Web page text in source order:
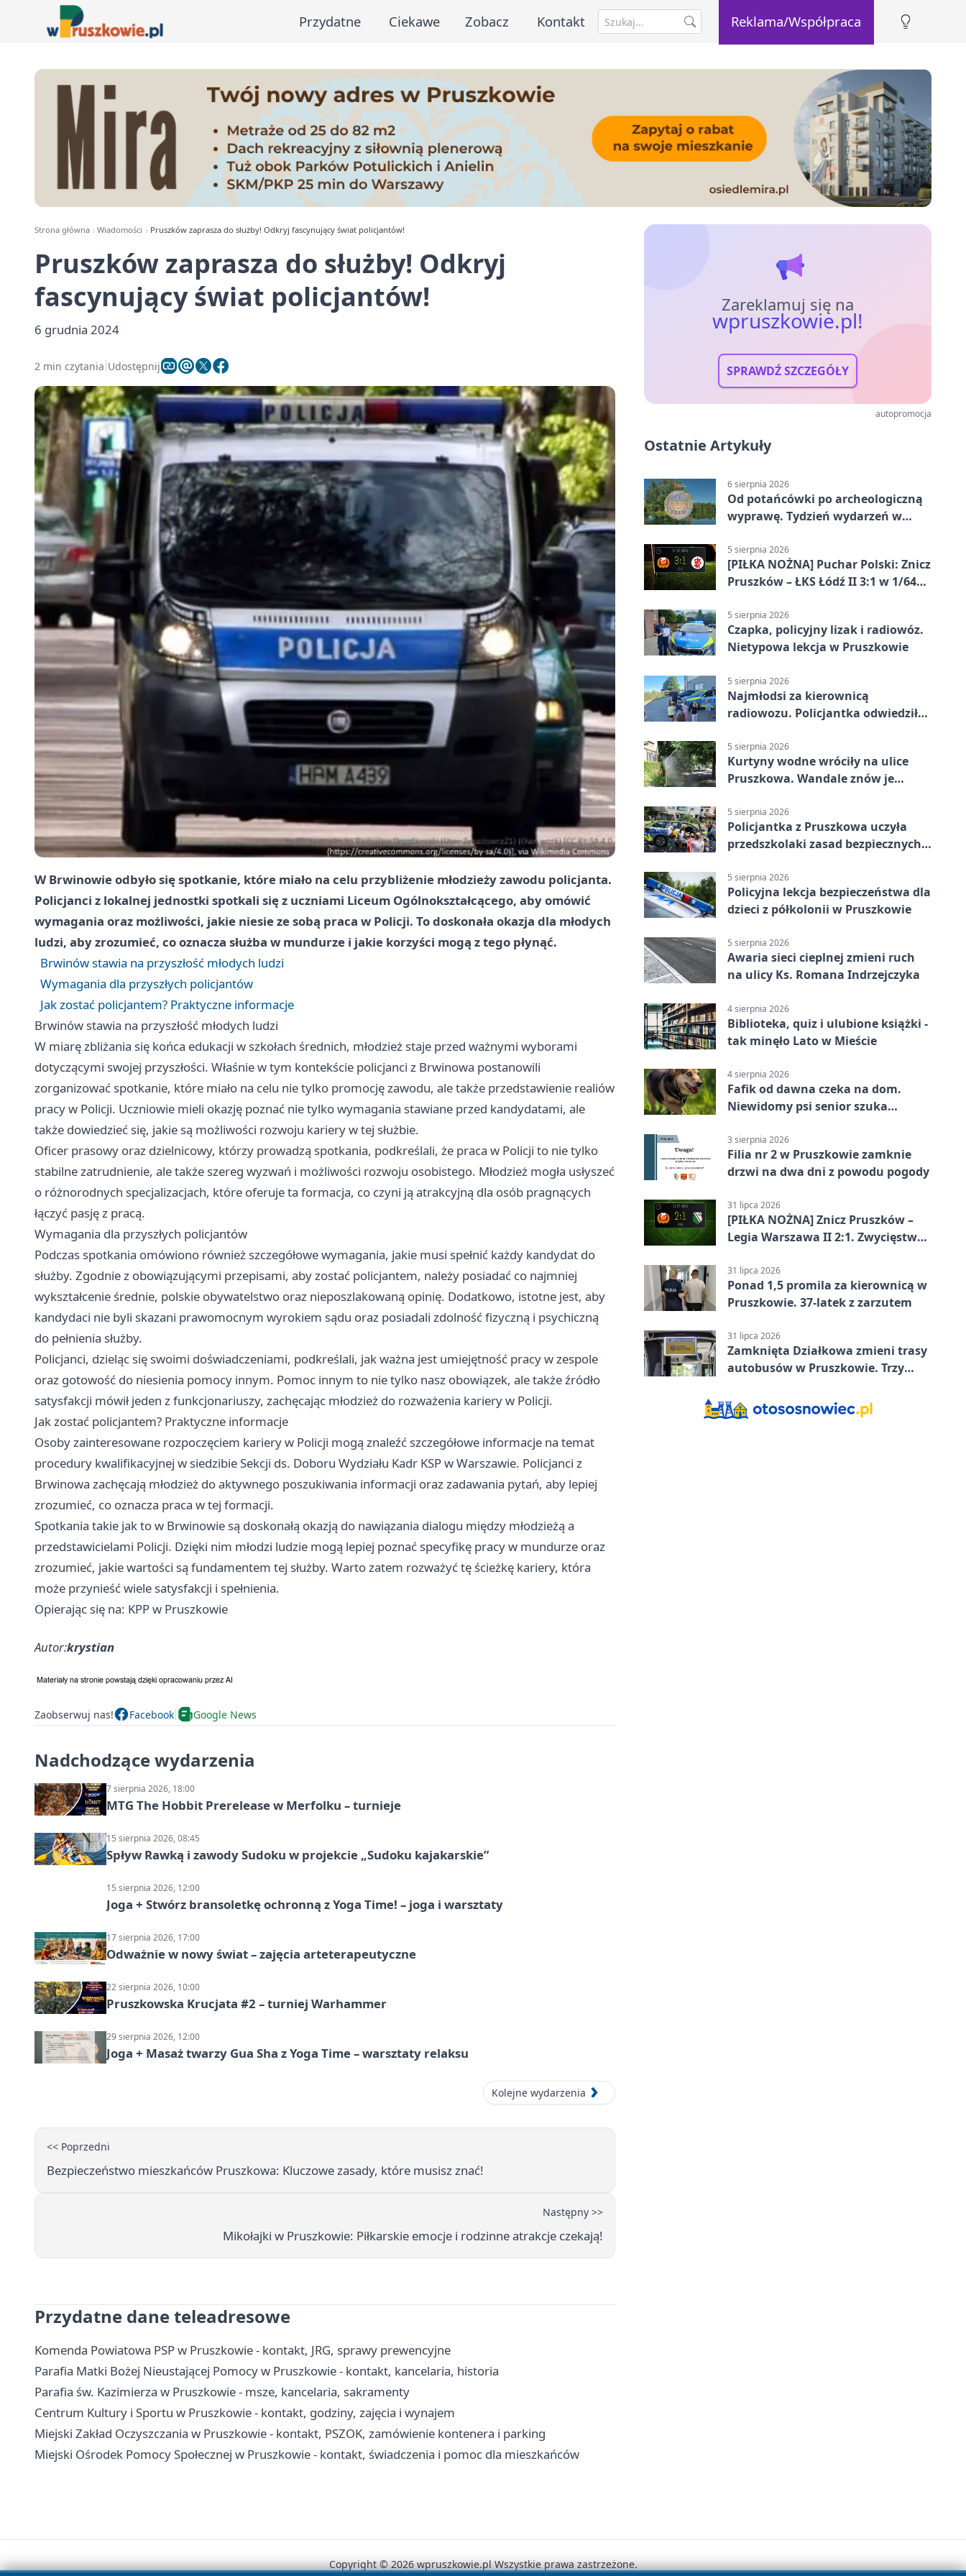
Przydatne Ciekawe Zobacz Kontakt Reklama/Współpraca
Strona główna Wiadomości Pruszków zaprasza do służby! Odkryj fascynujący świat policjantów!
Pruszków zaprasza do służby! Odkryj
fascynujący świat policjantów!
6 grudnia 2024
2 min czytania Udostępnij
W Brwinowie odbyło się spotkanie, które miało na celu przybliżenie młodzieży zawodu policjanta.
Policjanci z lokalnej jednostki spotkali się z uczniami Liceum Ogólnokształcącego, aby omówić
wymagania oraz możliwości, jakie niesie ze sobą praca w Policji. To doskonała okazja dla młodych
ludzi, aby zrozumieć, co oznacza służba w mundurze i jakie korzyści mogą z tego płynąć.
Brwinów stawia na przyszłość młodych ludzi
Wymagania dla przyszłych policjantów
Jak zostać policjantem? Praktyczne informacje
Brwinów stawia na przyszłość młodych ludzi
W miarę zbliżania się końca edukacji w szkołach średnich, młodzież staje przed ważnymi wyborami
dotyczącymi swojej przyszłości. Właśnie w tym kontekście policjanci z Brwinowa postanowili
zorganizować spotkanie, które miało na celu nie tylko promocję zawodu, ale także przedstawienie realiów
pracy w Policji. Uczniowie mieli okazję poznać nie tylko wymagania stawiane przed kandydatami, ale
także dowiedzieć się, jakie są możliwości rozwoju kariery w tej służbie.
Oficer prasowy oraz dzielnicowy, którzy prowadzą spotkania, podkreślali, że praca w Policji to nie tylko
stabilne zatrudnienie, ale także szereg wyzwań i możliwości rozwoju osobistego. Młodzież mogła usłyszeć
o różnorodnych specjalizacjach, które oferuje ta formacja, co czyni ją atrakcyjną dla osób pragnących
łączyć pasję z pracą.
Wymagania dla przyszłych policjantów
Podczas spotkania omówiono również szczegółowe wymagania, jakie musi spełnić każdy kandydat do
służby. Zgodnie z obowiązującymi przepisami, aby zostać policjantem, należy posiadać co najmniej
wykształcenie średnie, polskie obywatelstwo oraz nieposzlakowaną opinię. Dodatkowo, istotne jest, aby
kandydaci nie byli skazani prawomocnym wyrokiem sądu oraz posiadali zdolność fizyczną i psychiczną
do pełnienia służby.
Policjanci, dzieląc się swoimi doświadczeniami, podkreślali, jak ważna jest umiejętność pracy w zespole
oraz gotowość do niesienia pomocy innym. Pomoc innym to nie tylko nasz obowiązek, ale także źródło
satysfakcji mówił jeden z funkcjonariuszy, zachęcając młodzież do rozważenia kariery w Policji.
Jak zostać policjantem? Praktyczne informacje
Osoby zainteresowane rozpoczęciem kariery w Policji mogą znaleźć szczegółowe informacje na temat
procedury kwalifikacyjnej w siedzibie Sekcji ds. Doboru Wydziału Kadr KSP w Warszawie. Policjanci z
Brwinowa zachęcają młodzież do aktywnego poszukiwania informacji oraz zadawania pytań, aby lepiej
zrozumieć, co oznacza praca w tej formacji.
Spotkania takie jak to w Brwinowie są doskonałą okazją do nawiązania dialogu między młodzieżą a
przedstawicielami Policji. Dzięki nim młodzi ludzie mogą lepiej poznać specyfikę pracy w mundurze oraz
zrozumieć, jakie wartości są fundamentem tej służby. Warto zatem rozważyć tę ścieżkę kariery, która
może przynieść wiele satysfakcji i spełnienia.
Opierając się na: KPP w Pruszkowie
Autor:krystian
Zaobserwuj nas! Facebook Google News
Nadchodzące wydarzenia
7 sierpnia 2026, 18:00
MTG The Hobbit Prerelease w Merfolku – turnieje
15 sierpnia 2026, 08:45
Spływ Rawką i zawody Sudoku w projekcie „Sudoku kajakarskie”
15 sierpnia 2026, 12:00
Joga + Stwórz bransoletkę ochronną z Yoga Time! – joga i warsztaty
17 sierpnia 2026, 17:00
Odważnie w nowy świat – zajęcia arteterapeutyczne
22 sierpnia 2026, 10:00
Pruszkowska Krucjata #2 – turniej Warhammer
29 sierpnia 2026, 12:00
Joga + Masaż twarzy Gua Sha z Yoga Time – warsztaty relaksu
Kolejne wydarzenia
<< Poprzedni
Bezpieczeństwo mieszkańców Pruszkowa: Kluczowe zasady, które musisz znać!
Następny >>
Mikołajki w Pruszkowie: Piłkarskie emocje i rodzinne atrakcje czekają!
Przydatne dane teleadresowe
Komenda Powiatowa PSP w Pruszkowie - kontakt, JRG, sprawy prewencyjne
Parafia Matki Bożej Nieustającej Pomocy w Pruszkowie - kontakt, kancelaria, historia
Parafia św. Kazimierza w Pruszkowie - msze, kancelaria, sakramenty
Centrum Kultury i Sportu w Pruszkowie - kontakt, godziny, zajęcia i wynajem
Miejski Zakład Oczyszczania w Pruszkowie - kontakt, PSZOK, zamówienie kontenera i parking
Miejski Ośrodek Pomocy Społecznej w Pruszkowie - kontakt, świadczenia i pomoc dla mieszkańców
Zareklamuj się na
wpruszkowie.pl!
SPRAWDŹ SZCZEGÓŁY
autopromocja
Ostatnie Artykuły
6 sierpnia 2026
Od potańcówki po archeologiczną
wyprawę. Tydzień wydarzeń w
5 sierpnia 2026
[PIŁKA NOŻNA] Puchar Polski: Znicz
Pruszków – ŁKS Łódź II 3:1 w 1/64
5 sierpnia 2026
Czapka, policyjny lizak i radiowóz.
Nietypowa lekcja w Pruszkowie
5 sierpnia 2026
Najmłodsi za kierownicą
radiowozu. Policjantka odwiedziła
5 sierpnia 2026
Kurtyny wodne wróciły na ulice
Pruszkowa. Wandale znów je
5 sierpnia 2026
Policjantka z Pruszkowa uczyła
przedszkolaki zasad bezpiecznych
5 sierpnia 2026
Policyjna lekcja bezpieczeństwa dla
dzieci z półkolonii w Pruszkowie
5 sierpnia 2026
Awaria sieci cieplnej zmieni ruch
na ulicy Ks. Romana Indrzejczyka
4 sierpnia 2026
Biblioteka, quiz i ulubione książki -
tak minęło Lato w Mieście
4 sierpnia 2026
Fafik od dawna czeka na dom.
Niewidomy psi senior szuka
3 sierpnia 2026
Filia nr 2 w Pruszkowie zamknie
drzwi na dwa dni z powodu pogody
31 lipca 2026
[PIŁKA NOŻNA] Znicz Pruszków –
Legia Warszawa II 2:1. Zwycięstwo
minucie
31 lipca 2026
Ponad 1,5 promila za kierownicą w
Pruszkowie. 37-latek z zarzutem
31 lipca 2026
Zamknięta Działkowa zmieni trasy
autobusów w Pruszkowie. Trzy
Copyright © 2026 wpruszkowie.pl Wszystkie prawa zastrzeżone.